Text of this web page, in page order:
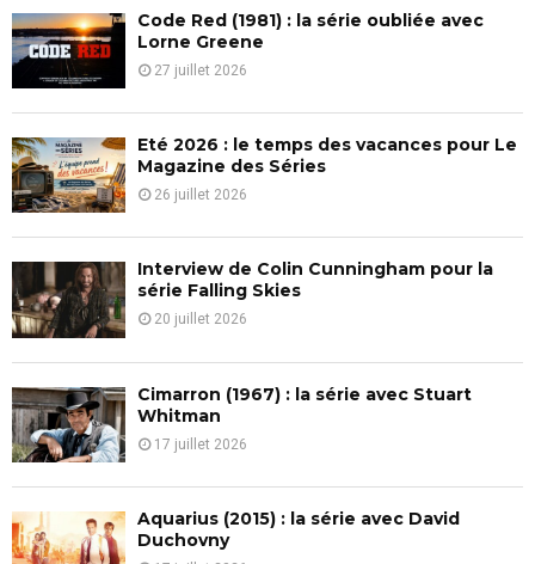
f
o
r
:
C
Code Red (1981) : la série oubliée avec
Lorne Greene
27 juillet 2026
Eté 2026 : le temps des vacances pour Le
Magazine des Séries
26 juillet 2026
Interview de Colin Cunningham pour la
série Falling Skies
20 juillet 2026
Cimarron (1967) : la série avec Stuart
Whitman
17 juillet 2026
Aquarius (2015) : la série avec David
Duchovny